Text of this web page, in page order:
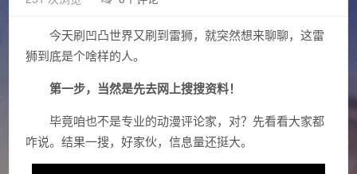
今天刷凹凸世界又刷到雷狮，就突然想来聊聊，这雷
狮到底是个啥样的人。
第一步，当然是先去网上搜搜资料！
毕竟咱也不是专业的动漫评论家，对？先看看大家都
咋说。结果一搜，好家伙，信息量还挺大。